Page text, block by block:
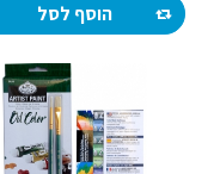
הוסף לסל